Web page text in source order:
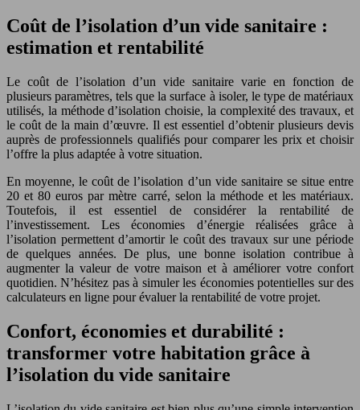
Coût de l’isolation d’un vide sanitaire :
estimation et rentabilité
Le coût de l’isolation d’un vide sanitaire varie en fonction de
plusieurs paramètres, tels que la surface à isoler, le type de matériaux
utilisés, la méthode d’isolation choisie, la complexité des travaux, et
le coût de la main d’œuvre. Il est essentiel d’obtenir plusieurs devis
auprès de professionnels qualifiés pour comparer les prix et choisir
l’offre la plus adaptée à votre situation.
En moyenne, le coût de l’isolation d’un vide sanitaire se situe entre
20 et 80 euros par mètre carré, selon la méthode et les matériaux.
Toutefois, il est essentiel de considérer la rentabilité de
l’investissement. Les économies d’énergie réalisées grâce à
l’isolation permettent d’amortir le coût des travaux sur une période
de quelques années. De plus, une bonne isolation contribue à
augmenter la valeur de votre maison et à améliorer votre confort
quotidien. N’hésitez pas à simuler les économies potentielles sur des
calculateurs en ligne pour évaluer la rentabilité de votre projet.
Confort, économies et durabilité :
transformer votre habitation grâce à
l’isolation du vide sanitaire